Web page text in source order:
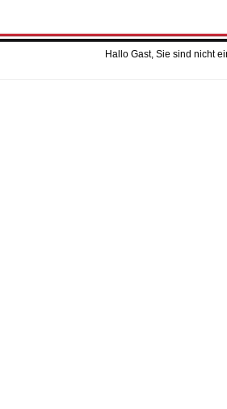
Hallo Gast, Sie sind nicht